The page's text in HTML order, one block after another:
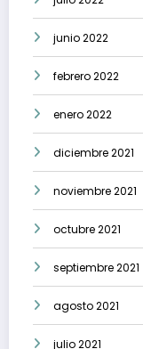
junio 2022
febrero 2022
enero 2022
diciembre 2021
noviembre 2021
octubre 2021
septiembre 2021
agosto 2021
julio 2021